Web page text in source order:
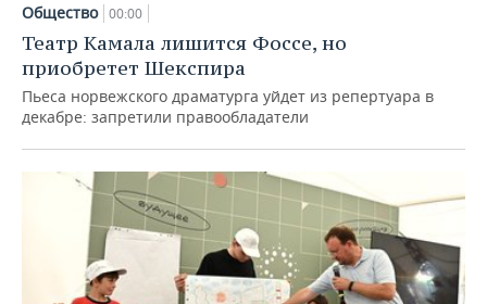
Общество 00:00
Театр Камала лишится Фоссе, но
приобретет Шекспира
Пьеса норвежского драматурга уйдет из репертуара в
декабре: запретили правообладатели